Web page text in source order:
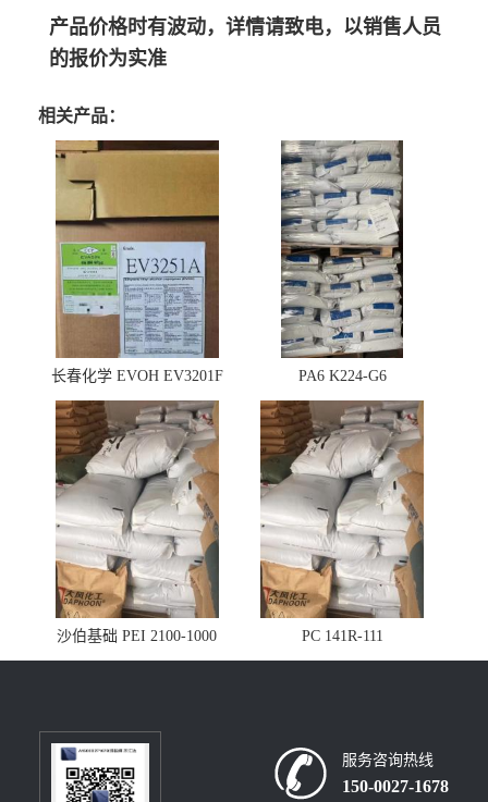
产品价格时有波动，详情请致电，以销售人员
的报价为实准
相关产品：
长春化学 EVOH EV3201F PA6 K224-G6
沙伯基础 PEI 2100-1000 PC 141R-111
服务咨询热线
150-0027-1678